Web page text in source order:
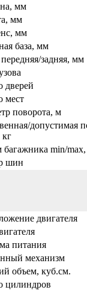
мм
мм
мм
база, мм
задняя, мм
дверей
мест
поворота, м
допустимая
кг
min/max,
шин
двигателя
питания
механизм
объем, куб.см.
цилиндров